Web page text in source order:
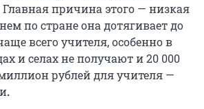
причина этого — низкая
по стране она дотягивает до
всего учителя, особенно в
и селах не получают и 20 000
рублей для учителя —
.